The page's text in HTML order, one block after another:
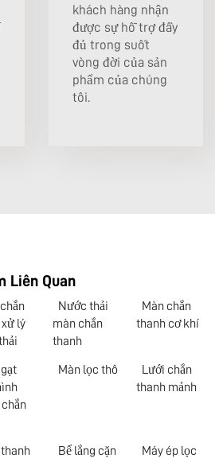
khách hàng nhận
được sự hỗ trợ đầy
đủ trong suốt
vòng đời của sản
phẩm của chúng
tôi.
Liên Quan
lý
Nước thải
màn chắn
thanh
Màn chắn
thanh cơ khí
gạt
Màn lọc thô
Lưới chắn
thanh mảnh
thanh
Bể lắng cặn
Máy ép lọc